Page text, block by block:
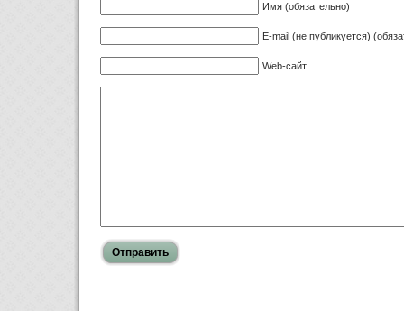
Имя (обязательно)
E-mail (не публикуется)
Web-сайт